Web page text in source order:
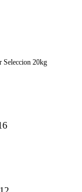
Seleccion 20kg
16